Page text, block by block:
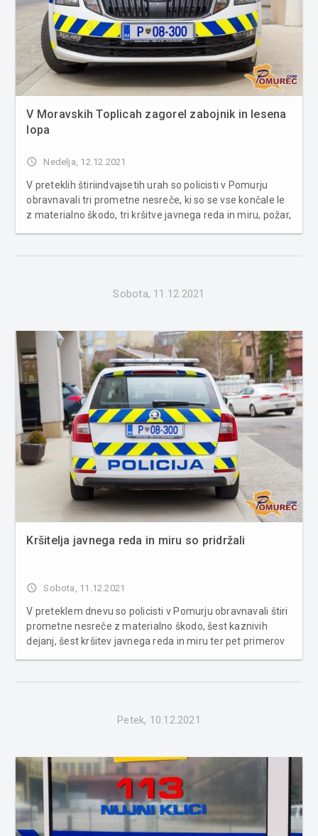
V Moravskih Toplicah zagorel zabojnik in lesena
lopa
access_time Nedelja, 12.12.2021
V preteklih štiriindvajsetih urah so policisti v Pomurju
obravnavali tri prometne nesreče, ki so se vse končale le
z materialno škodo, tri kršitve javnega reda in miru, požar,
Sobota, 11.12.2021
Kršitelja javnega reda in miru so pridržali
access_time Sobota, 11.12.2021
V preteklem dnevu so policisti v Pomurju obravnavali štiri
prometne nesreče z materialno škodo, šest kaznivih
dejanj, šest kršitev javnega reda in miru ter pet primerov
Petek, 10.12.2021